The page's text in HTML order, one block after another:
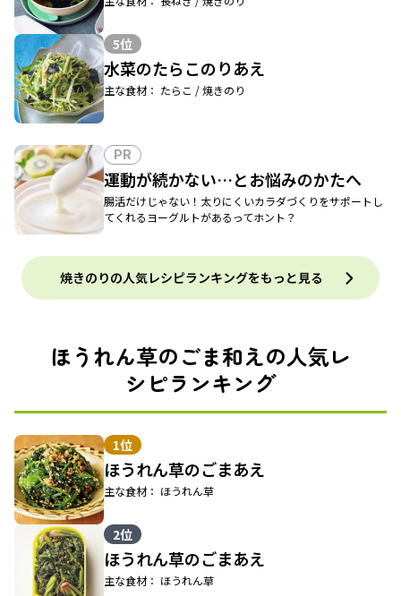
5位
水菜のたらこのりあえ
主な食材： たらこ / 焼きのり
PR
運動が続かない…とお悩みのかたへ
腸活だけじゃない！太りにくいカラダづくりをサポートし
てくれるヨーグルトがあるってホント？
焼きのりの人気レシピランキングをもっと見る
ほうれん草のごま和えの人気レ
シピランキング
1位
ほうれん草のごまあえ
主な食材： ほうれん草
2位
ほうれん草のごまあえ
主な食材： ほうれん草